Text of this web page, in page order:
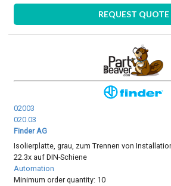
REQUEST QUOTE
02003
020.03
Finder AG
Isolierplatte, grau, zum Trennen von
22.3x auf DIN-Schiene
Automation
Minimum order quantity: 10